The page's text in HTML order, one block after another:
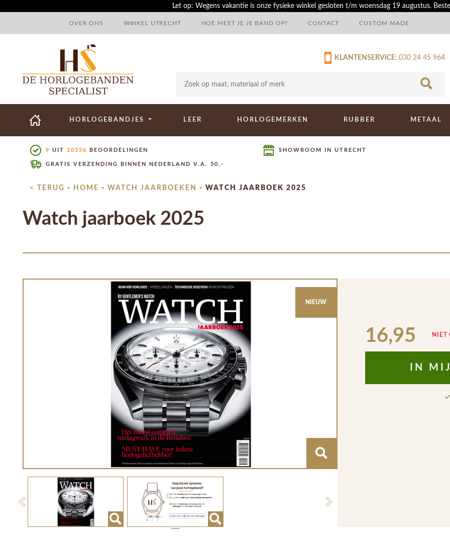
Let op: Wegens vakantie is onze fysieke winkel gesloten t/m woensdag 19 augustus.
OVER ONS WINKEL UTRECHT HOE MEET JE JE BAND OP? CONTACT CUSTOM MADE
030 24 45 964
KLANTENSERVICE:
HORLOGEBANDJES LEER HORLOGEMERKEN RUBBER METAAL
9 UIT 10356 BEOORDELINGEN SHOWROOM IN UTRECHT
GRATIS VERZENDING BINNEN NEDERLAND V.A. 50,-
< TERUG - HOME - WATCH JAARBOEKEN - WATCH JAARBOEK 2025
Watch jaarboek 2025
NIEUW
Previous Next
16,95 NIET
IN